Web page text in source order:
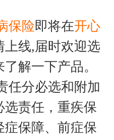
保险即将在开心
上线,届时欢迎选
解一下产品。
任分必选和附加
选责任，重疾保
症保障、前症保